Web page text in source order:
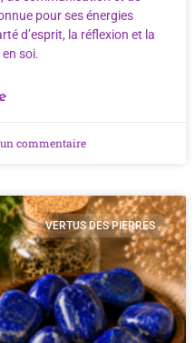
pour ses énergies
d’esprit, la réflexion et la
soi.
commentaire
VERTUS DES PIERRES